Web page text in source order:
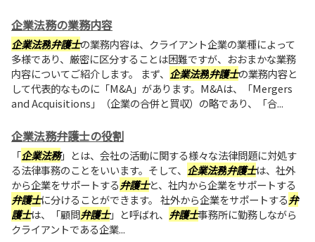
企業法務の業務内容
企業法務弁護士の業務内容は、クライアント企業の業種によって
多様であり、厳密に区分することは困難ですが、おおまかな業務
内容についてご紹介します。 まず、 企業法務弁護士の業務内容と
して代表的なものに「M&A」があります。M&Aは、「Mergers
and Acquisitions」（企業の合併と買収）の略であり、「合...
企業法務弁護士の役割
「企業法務」とは、会社の活動に関する様々な法律問題に対処す
る法律事務のことをいいます。そして、 企業法務弁護士は、社外
から企業をサポートする弁護士と、社内から企業をサポートする
弁護士に分けることができます。 社外から企業をサポートする弁
護士は、「顧問弁護士」と呼ばれ、 弁護士事務所に勤務しながら
クライアントである企業...